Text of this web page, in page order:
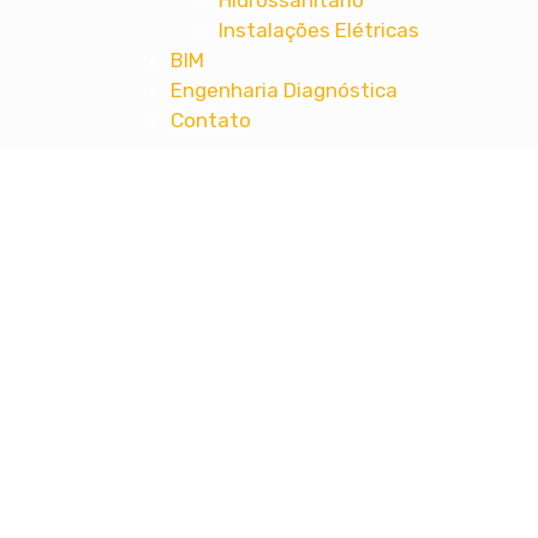
Instalações Elétricas
BIM
Engenharia Diagnóstica
Contato